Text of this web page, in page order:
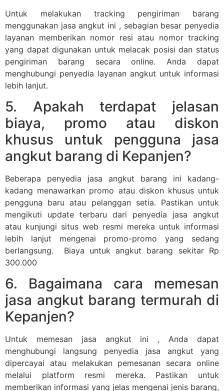
Untuk melakukan tracking pengiriman barang
menggunakan jasa angkut ini , sebagian besar penyedia
layanan memberikan nomor resi atau nomor tracking
yang dapat digunakan untuk melacak posisi dan status
pengiriman barang secara online. Anda dapat
menghubungi penyedia layanan angkut untuk informasi
lebih lanjut.
5. Apakah terdapat jelasan
biaya, promo atau diskon
khusus untuk pengguna jasa
angkut barang di Kepanjen?
Beberapa penyedia jasa angkut barang ini kadang-
kadang menawarkan promo atau diskon khusus untuk
pengguna baru atau pelanggan setia. Pastikan untuk
mengikuti update terbaru dari penyedia jasa angkut
atau kunjungi situs web resmi mereka untuk informasi
lebih lanjut mengenai promo-promo yang sedang
berlangsung. Biaya untuk angkut barang sekitar Rp
300.000
6. Bagaimana cara memesan
jasa angkut barang termurah di
Kepanjen?
Untuk memesan jasa angkut ini , Anda dapat
menghubungi langsung penyedia jasa angkut yang
dipercayai atau melakukan pemesanan secara online
melalui platform resmi mereka. Pastikan untuk
memberikan informasi yang jelas mengenai jenis barang,